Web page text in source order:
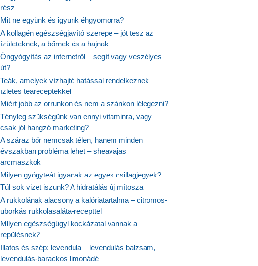
rész
Mit ne együnk és igyunk éhgyomorra?
A kollagén egészségjavító szerepe – jót tesz az
ízületeknek, a bőrnek és a hajnak
Öngyógyítás az internetről – segít vagy veszélyes
út?
Teák, amelyek vízhajtó hatással rendelkeznek –
ízletes teareceptekkel
Miért jobb az orrunkon és nem a szánkon lélegezni?
Tényleg szükségünk van ennyi vitaminra, vagy
csak jól hangzó marketing?
A száraz bőr nemcsak télen, hanem minden
évszakban probléma lehet – sheavajas
arcmaszkok
Milyen gyógyteát igyanak az egyes csillagjegyek?
Túl sok vizet iszunk? A hidratálás új mítosza
A rukkolának alacsony a kalóriatartalma – citromos-
uborkás rukkolasaláta-recepttel
Milyen egészségügyi kockázatai vannak a
repülésnek?
Illatos és szép: levendula – levendulás balzsam,
levendulás-barackos limonádé